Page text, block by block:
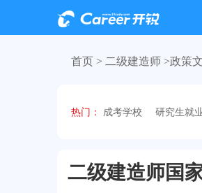
首页 > 二级建造师 >政策
热门： 成考学校 研究生就
二级建造师国